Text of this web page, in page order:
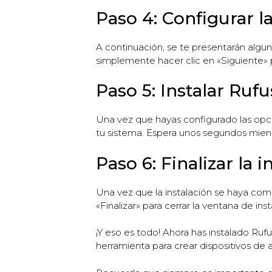
Paso 4: Configurar
A continuación, se te presentarán
simplemente hacer clic en
Paso 5: Instalar
Una vez que hayas configurado las
tu sistema. Espera unos segundos
Paso 6: Finalizar la
Una vez que la instalación se haya
«Finalizar» para cerrar la ventana de
¡Y eso es todo! Ahora has instalado
herramienta para crear dispositivos de